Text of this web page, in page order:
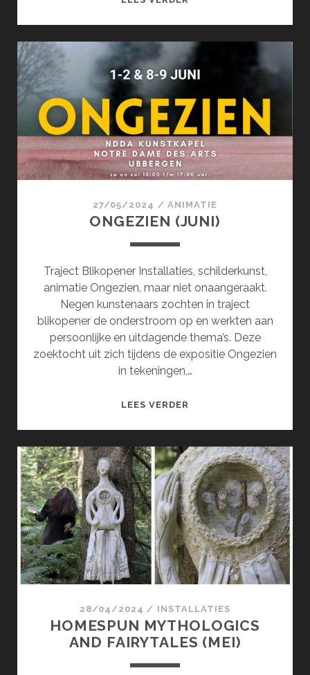
27/05/2024 / ANIMATIE
ONGEZIEN (JUNI)
Traject Blikopener Installaties, schilderkunst,
animatie Ongezien, maar niet onaangeraakt.
Negen kunstenaars zochten in traject
blikopener de onderstroom op en werkten aan
persoonlijke en uitdagende thema’s. Deze
zoektocht uit zich tijdens de expositie Ongezien
in tekeningen,…
LEES VERDER
28/04/2024 / INSTALLATIES
HOMESPUN MYTHOLOGICS
AND FAIRYTALES (MEI)